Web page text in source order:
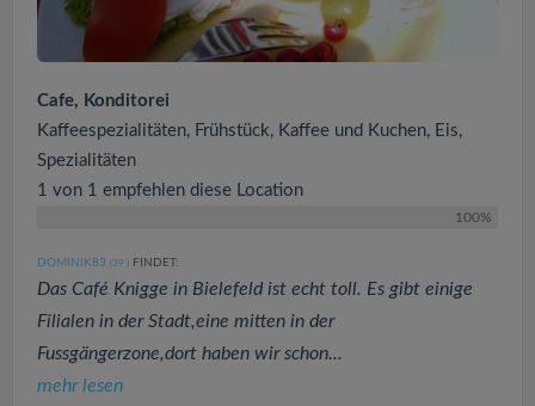
Cafe, Konditorei
Kaffeespezialitäten, Frühstück, Kaffee und Kuchen, Eis,
Spezialitäten
1 von 1 empfehlen diese Location
100%
DOMINIK83 (39 ) FINDET:
Das Café Knigge in Bielefeld ist echt toll. Es gibt einige
Filialen in der Stadt,eine mitten in der
Fussgängerzone,dort haben wir schon...
mehr lesen